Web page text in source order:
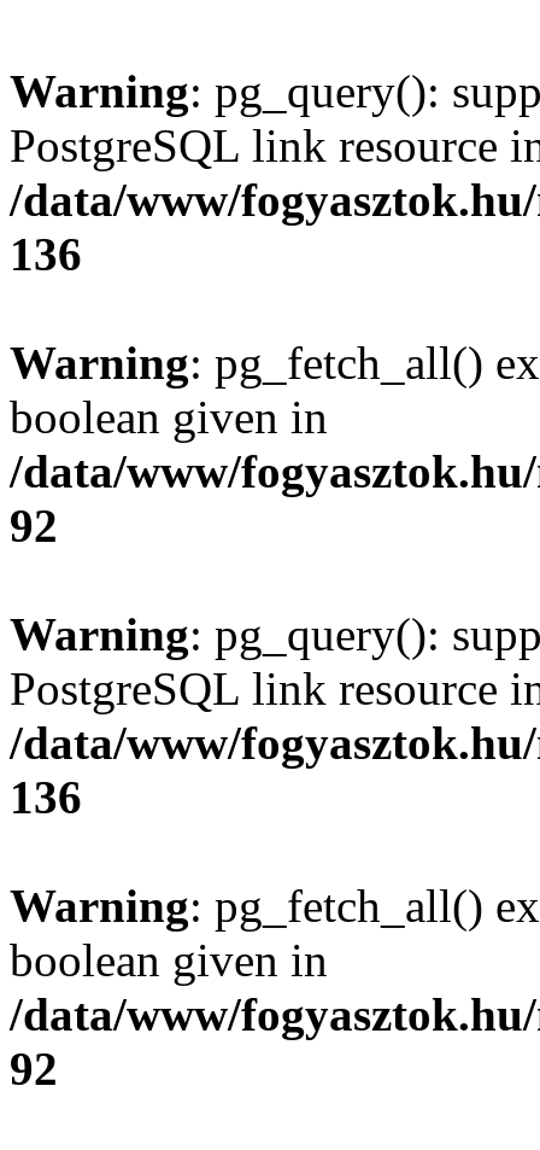
Warning: pg_query():
PostgreSQL link resource
/data/www/
136
Warning: pg_fetch_all()
boolean given in
/data/www/
92
Warning: pg_query():
PostgreSQL link resource
/data/www/
136
Warning: pg_fetch_all()
boolean given in
/data/www/
92